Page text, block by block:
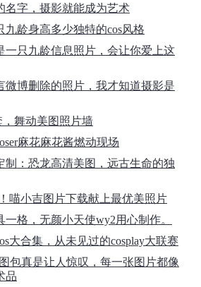
名字，摄影就能成为艺术
九龄身高多少独特的cos风格
一只九龄信息照片，会让你爱上这
微博删除的照片，我才知道摄影是
舞动美图照片墙
麻花麻花酱燃动现场
制：恐龙高清美图，远古生命的独
喵小吉图片下载献上最优美照片
格，无颜小天使wy2用心制作。
大合集，从未见过的cosplay大联赛
包真是让人惊叹，每一张图片都像
品